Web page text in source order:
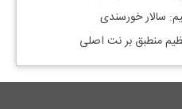
سالار خورسندی